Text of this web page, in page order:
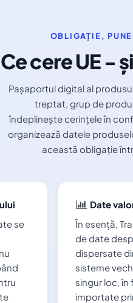
OBLIGAȚIE,
Ce cere UE -
Pașaportul digital al
treptat, grup de
îndeplinește cerințele în
organizează datele
această obligație
se
Date
În esență,
de date
dispersate
sisteme
singur loc,
importate